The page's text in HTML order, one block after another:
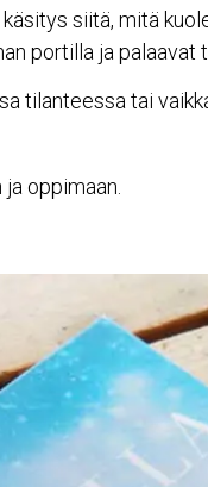
siitä, mitä
portilla ja palaavat
tilanteessa tai
oppimaan.